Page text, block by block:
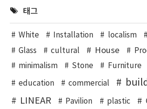
태그
White Installation localism
Glass
cultural House
minimalism
Stone Furniture
education commercial
LINEAR Pavilion plastic